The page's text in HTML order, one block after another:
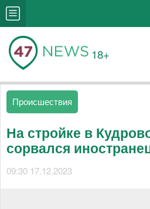
18+
Происшествия
На стройке в
сорвался
09:30 17.12.2023